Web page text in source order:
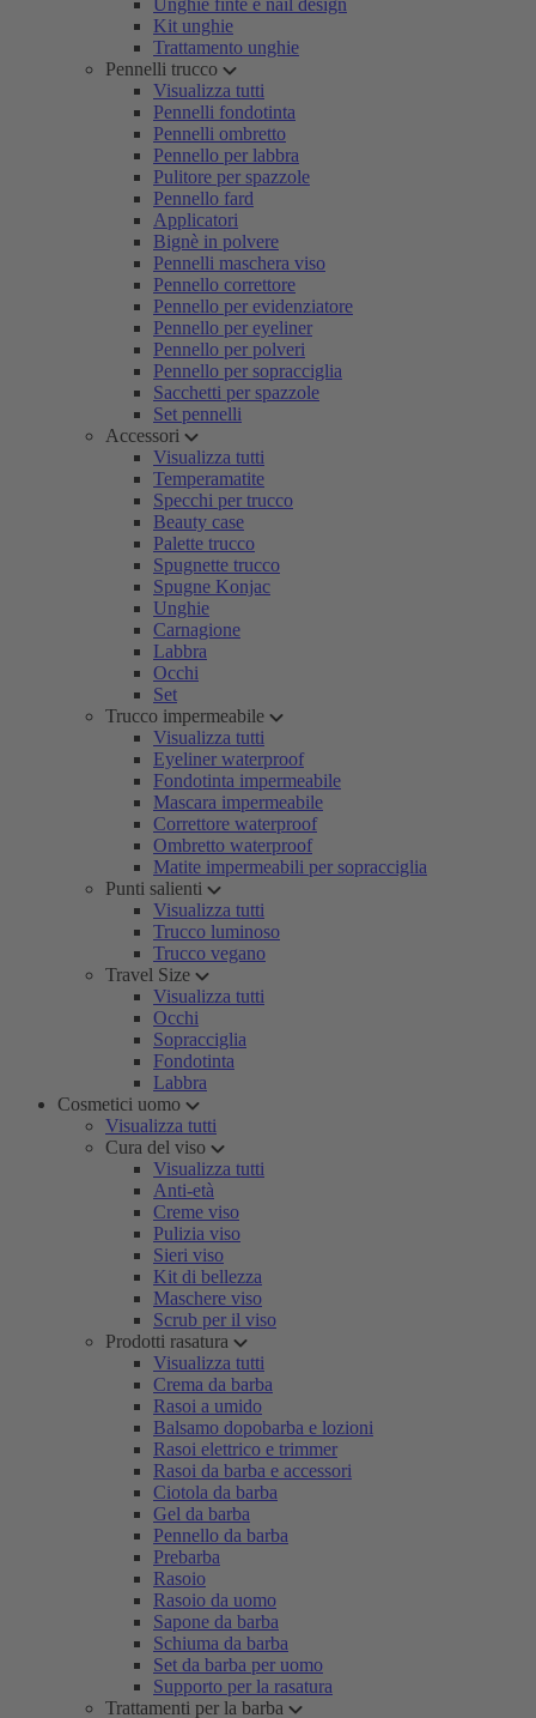
Unghie finte e nail design
Kit unghie
Trattamento unghie
Pennelli trucco
Visualizza tutti
Pennelli fondotinta
Pennelli ombretto
Pennello per labbra
Pulitore per spazzole
Pennello fard
Applicatori
Bignè in polvere
Pennelli maschera viso
Pennello correttore
Pennello per evidenziatore
Pennello per eyeliner
Pennello per polveri
Pennello per sopracciglia
Sacchetti per spazzole
Set pennelli
Accessori
Visualizza tutti
Temperamatite
Specchi per trucco
Beauty case
Palette trucco
Spugnette trucco
Spugne Konjac
Unghie
Carnagione
Labbra
Occhi
Set
Trucco impermeabile
Visualizza tutti
Eyeliner waterproof
Fondotinta impermeabile
Mascara impermeabile
Correttore waterproof
Ombretto waterproof
Matite impermeabili per sopracciglia
Punti salienti
Visualizza tutti
Trucco luminoso
Trucco vegano
Travel Size
Visualizza tutti
Occhi
Sopracciglia
Fondotinta
Labbra
Cosmetici uomo
Visualizza tutti
Cura del viso
Visualizza tutti
Anti-età
Creme viso
Pulizia viso
Sieri viso
Kit di bellezza
Maschere viso
Scrub per il viso
Prodotti rasatura
Visualizza tutti
Crema da barba
Rasoi a umido
Balsamo dopobarba e lozioni
Rasoi elettrico e trimmer
Rasoi da barba e accessori
Ciotola da barba
Gel da barba
Pennello da barba
Prebarba
Rasoio
Rasoio da uomo
Sapone da barba
Schiuma da barba
Set da barba per uomo
Supporto per la rasatura
Trattamenti per la barba